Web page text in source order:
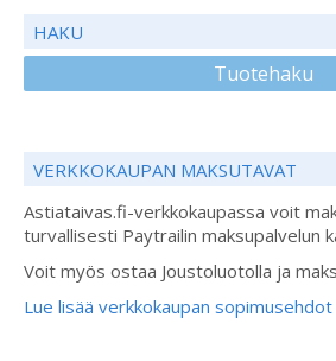
HAKU
Tuotehaku
VERKKOKAUPAN MAKSUTAVAT
Astiataivas.fi-verkkokaupassa voit
turvallisesti Paytrailin maksupalvelun
Voit myös ostaa Joustoluotolla ja
Lue lisää verkkokaupan